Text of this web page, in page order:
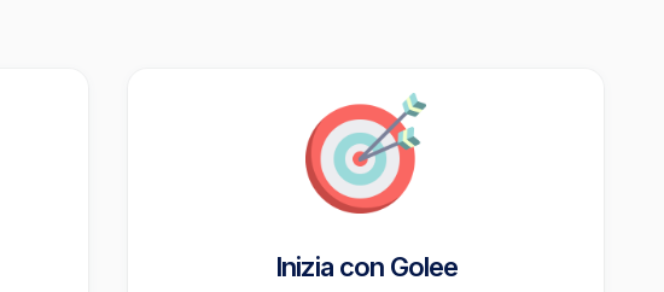
Inizia con Golee